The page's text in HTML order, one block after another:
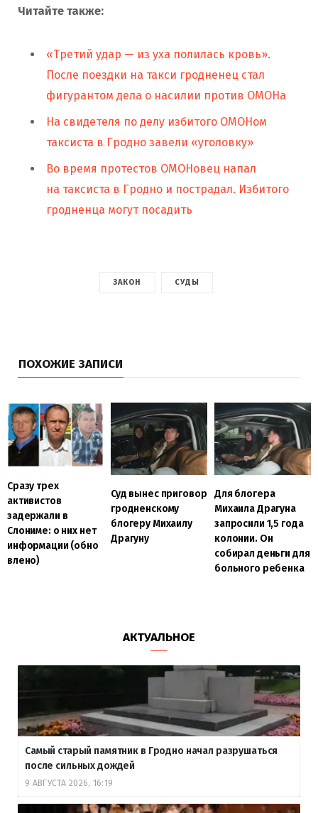
Читайте также:
«Третий удар — из уха полилась кровь».
После поездки на такси гродненец стал
фигурантом дела о насилии против ОМОНа
На свидетеля по делу избитого ОМОНом
таксиста в Гродно завели «уголовку»
Во время протестов ОМОНовец напал
на таксиста в Гродно и пострадал. Избитого
гродненца могут посадить
ЗАКОН СУДЫ
ПОХОЖИЕ ЗАПИСИ
Сразу трех
активистов
задержали в
Слониме: о них нет
информации (обно
влено)
Суд вынес приговор
гродненскому
блогеру Михаилу
Драгуну
Для блогера
Михаила Драгуна
запросили 1,5 года
колонии. Он
собирал деньги для
больного ребенка
АКТУАЛЬНОЕ
Самый старый памятник в Гродно начал разрушаться
после сильных дождей
9 АВГУСТА 2026, 16:19